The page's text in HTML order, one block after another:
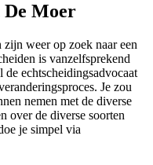
De Moer
weer op zoek naar een
is vanzelfsprekend
de echtscheidingsadvocaat
Je zou
nemen met de diverse
over de diverse soorten
je simpel via